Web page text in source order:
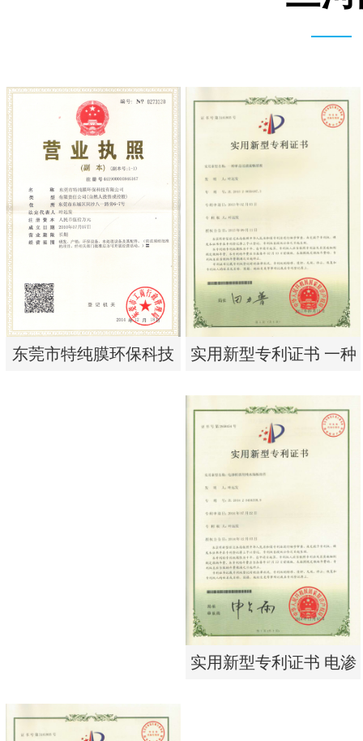
东莞市特纯膜环保科技
实用新型专利证书 一种
实用新型专利证书 一种
单边过滤流畅基板
实用新型专利证书 电渗